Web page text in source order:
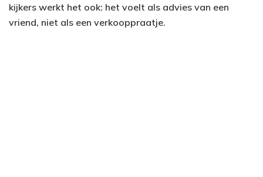
kijkers werkt het ook: het voelt als advies van een
vriend, niet als een verkooppraatje.